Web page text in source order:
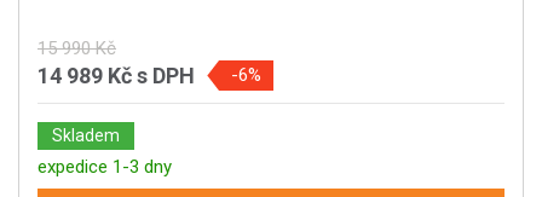
15 990 Kč
14 989 Kčs DPH -6%
Skladem
expedice 1-3 dny